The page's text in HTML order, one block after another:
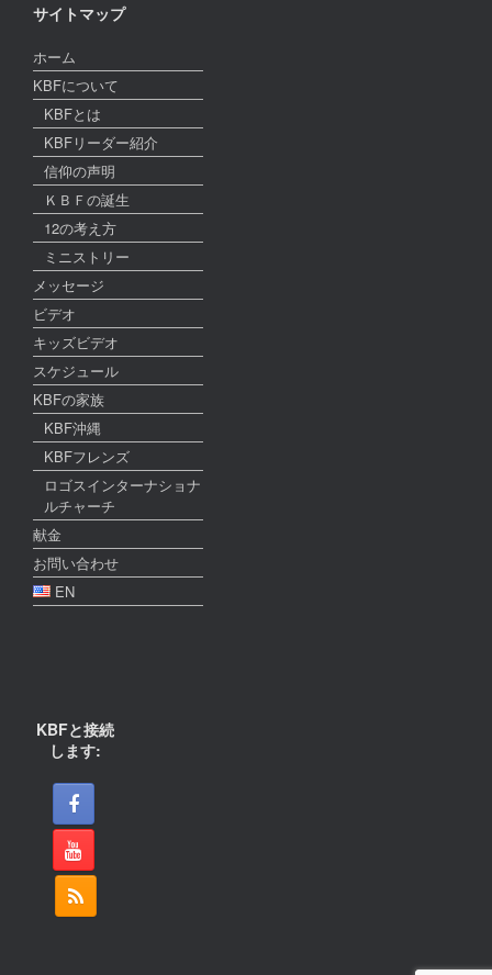
サイトマップ
ホーム
KBFについて
KBFとは
KBFリーダー紹介
信仰の声明
ＫＢＦの誕生
12の考え方
ミニストリー
メッセージ
ビデオ
キッズビデオ
スケジュール
KBFの家族
KBF沖縄
KBFフレンズ
ロゴスインターナショナ
ルチャーチ
献金
お問い合わせ
EN
KBFと接続
します: